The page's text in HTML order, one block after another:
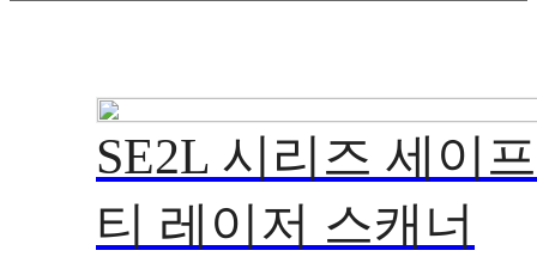
SE2L 시리즈 세이프
티 레이저 스캐너